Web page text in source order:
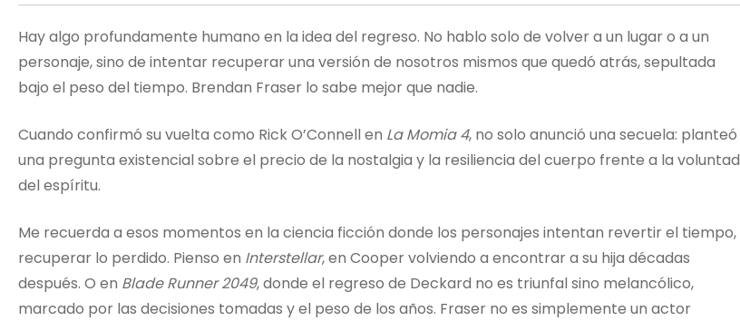
Hay algo profundamente humano en la idea del regreso. No hablo solo de volver a un lugar o a un
personaje, sino de intentar recuperar una versión de nosotros mismos que quedó atrás, sepultada
bajo el peso del tiempo. Brendan Fraser lo sabe mejor que nadie.
Cuando confirmó su vuelta como Rick O’Connell en La Momia 4, no solo anunció una secuela: planteó
una pregunta existencial sobre el precio de la nostalgia y la resiliencia del cuerpo frente a la voluntad
del espíritu.
Me recuerda a esos momentos en la ciencia ficción donde los personajes intentan revertir el tiempo,
recuperar lo perdido. Pienso en Interstellar, en Cooper volviendo a encontrar a su hija décadas
después. O en Blade Runner 2049, donde el regreso de Deckard no es triunfal sino melancólico,
marcado por las decisiones tomadas y el peso de los años. Fraser no es simplemente un actor